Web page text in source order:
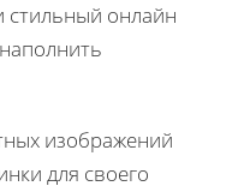
онлайн
изображений
для своего